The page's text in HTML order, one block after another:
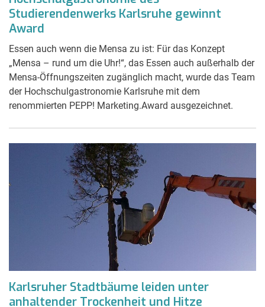
Studierendenwerks Karlsruhe gewinnt
Award
Essen auch wenn die Mensa zu ist: Für das Konzept
„Mensa – rund um die Uhr!“, das Essen auch außerhalb der
Mensa-Öffnungszeiten zugänglich macht, wurde das Team
der Hochschulgastronomie Karlsruhe mit dem
renommierten PEPP! Marketing.Award ausgezeichnet.
Karlsruher Stadtbäume leiden unter
anhaltender Trockenheit und Hitze